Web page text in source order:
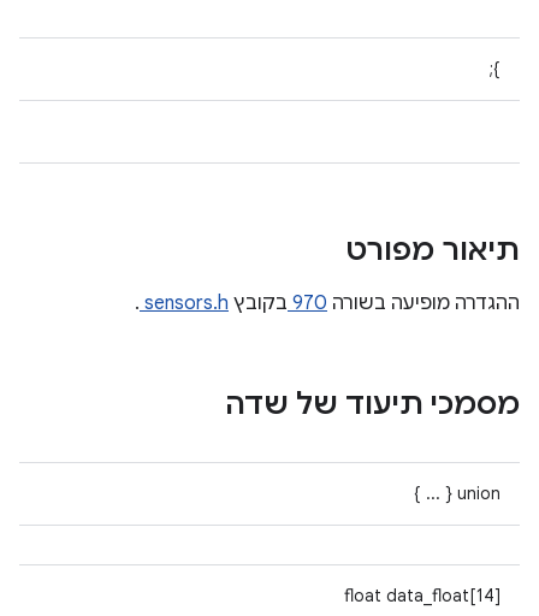
};
תיאור מפורט
ההגדרה מופיעה בשורה 970 בקובץ sensors.h
.
מסמכי תיעוד של שדה
union { ... }
float data_float[14]